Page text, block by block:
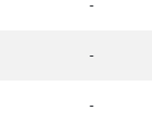
-
-
-